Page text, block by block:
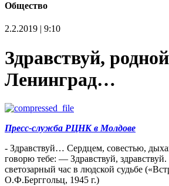
Общество
2.2.2019 | 9:10
Здравствуй, родной
Ленинград…
Пресс-служба РЦНК в Молдове
- Здравствуй… Сердцем, совестью,
говорю тебе: — Здравствуй,
светозарный час в людской судьбе
О.Ф.Берггольц, 1945 г.)